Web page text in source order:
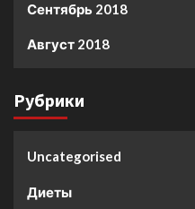
Сентябрь 2018
Август 2018
Рубрики
Uncategorised
Диеты